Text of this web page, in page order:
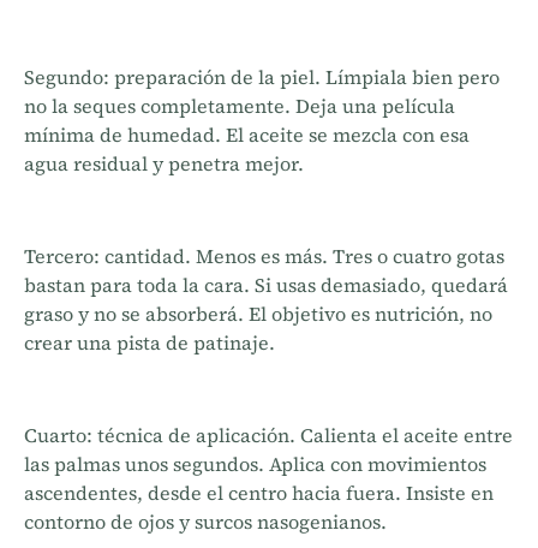
Segundo: preparación de la piel. Límpiala bien pero
no la seques completamente. Deja una película
mínima de humedad. El aceite se mezcla con esa
agua residual y penetra mejor.
Tercero: cantidad. Menos es más. Tres o cuatro gotas
bastan para toda la cara. Si usas demasiado, quedará
graso y no se absorberá. El objetivo es nutrición, no
crear una pista de patinaje.
Cuarto: técnica de aplicación. Calienta el aceite entre
las palmas unos segundos. Aplica con movimientos
ascendentes, desde el centro hacia fuera. Insiste en
contorno de ojos y surcos nasogenianos.